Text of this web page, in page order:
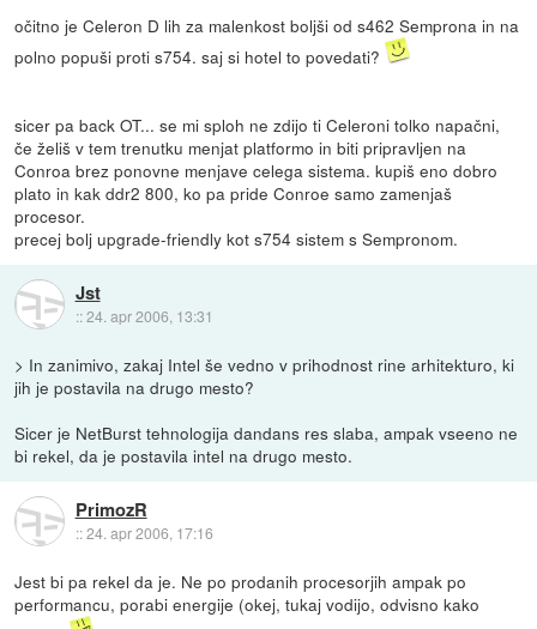
očitno je Celeron D lih za malenkost boljši od s462 Semprona in na
polno popuši proti s754. saj si hotel to povedati?
sicer pa back OT... se mi sploh ne zdijo ti Celeroni tolko napačni,
če želiš v tem trenutku menjat platformo in biti pripravljen na
Conroa brez ponovne menjave celega sistema. kupiš eno dobro
plato in kak ddr2 800, ko pa pride Conroe samo zamenjaš
procesor.
precej bolj upgrade-friendly kot s754 sistem s Sempronom.
Jst
::24. apr 2006, 13:31
> In zanimivo, zakaj Intel še vedno v prihodnost rine arhitekturo, ki
jih je postavila na drugo mesto?
Sicer je NetBurst tehnologija dandans res slaba, ampak vseeno ne
bi rekel, da je postavila intel na drugo mesto.
PrimozR
::24. apr 2006, 17:16
Jest bi pa rekel da je. Ne po prodanih procesorjih ampak po
performancu, porabi energije (okej, tukaj vodijo, odvisno kako